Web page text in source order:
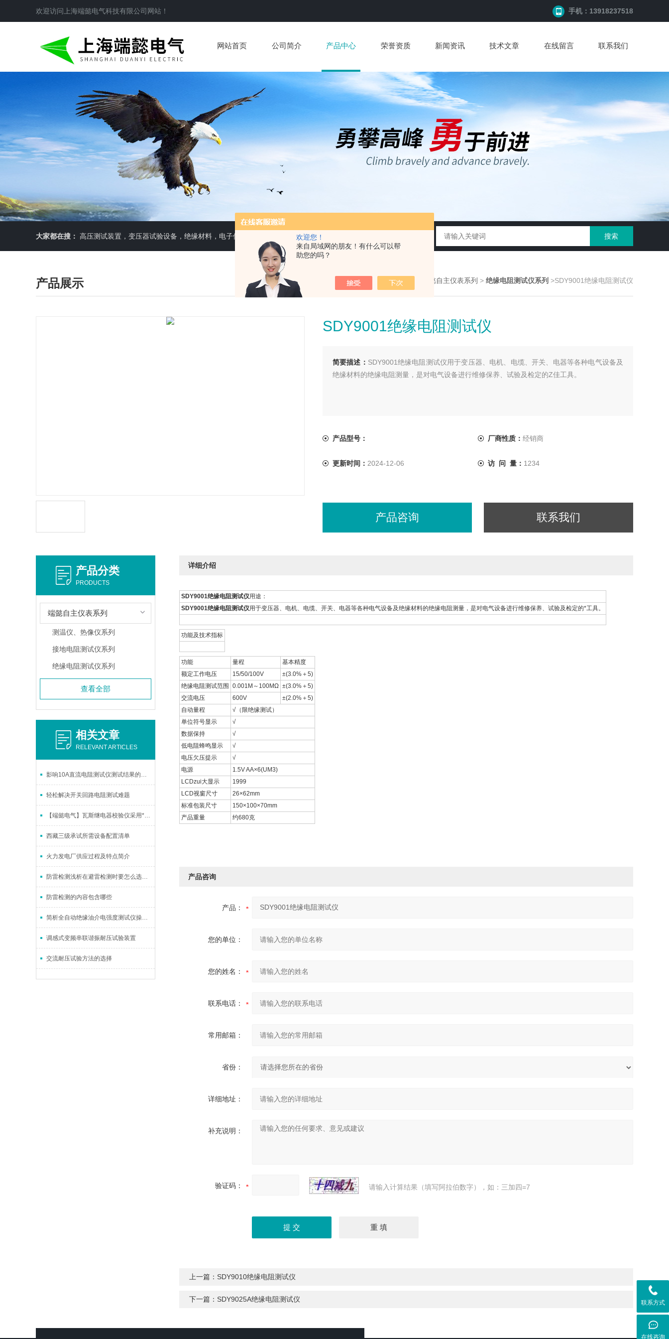
欢迎您！
来自局域网的朋友！有什么可以帮
助您的吗？
欢迎访问 上海端懿电气科技有限公司 网站！ 手机：13918237518
网站首页 公司简介 产品中心 荣誉资质 新闻资讯 技术文章 在线留言 联系我们
大家都在搜： 高压测试装置，变压器试验设备，绝缘材料，电子仪器仪表
产品展示 您现在的位置：>首页 产品展示 端懿自主仪表系列 > 绝缘电阻测试仪系列 >SDY9001绝缘电阻测试仪
SDY9001绝缘电阻测试仪
简要描述： SDY9001绝缘电阻测试仪用于变压器、电机、电缆、开关、电器等各种电气设备及
绝缘材料的绝缘电阻测量，是对电气设备进行维修保养、试验及检定的Z佳工具。
产品型号： 厂商性质： 经销商
更新时间： 2024-12-06 访 问 量： 1234
产品咨询 联系我们
产品分类
PRODUCTS
端懿自主仪表系列
测温仪、热像仪系列
接地电阻测试仪系列
绝缘电阻测试仪系列
查看全部
相关文章
RELEVANT ARTICLES
影响10A直流电阻测试仪测试结果的因素
轻松解决开关回路电阻测试难题
【端懿电气】瓦斯继电器校验仪采用*化设计
西藏三级承试所需设备配置清单
火力发电厂供应过程及特点简介
防雷检测浅析在避雷检测时要怎么选择测量点
防雷检测的内容包含哪些
简析全自动绝缘油介电强度测试仪操作方法
调感式变频串联谐振耐压试验装置
交流耐压试验方法的选择
详细介绍
SDY9001绝缘电阻测试仪用途：
SDY9001绝缘电阻测试仪用于变压器、电机、电缆、开关、电器等各种电气设备及绝缘材料的绝缘电阻测量，是对电气设备进行维修保养、试验及检定的*工具。
功能及技术指标
功能 量程
基本精度
额定工作电压
15/50/100V
±(3.0%＋5)
绝缘电阻测试范围
0.001M～100MΩ ±(3.0%＋5)
交流电压
600V
±(2.0%＋5)
自动量程
√（限绝缘测试）
单位符号显示
√
数据保持
√
低电阻蜂鸣显示
√
电压欠压提示
√
电源
1.5V AA×6(UM3)
LCDzui大显示
1999
LCD视窗尺寸
26×62mm
标准包装尺寸
150×100×70mm
产品重量
约680克
产品咨询
产品：
您的单位：
您的姓名：
联系电话：
常用邮箱：
省份：
详细地址：
补充说明：
验证码： 请输入计算结果（填写阿拉伯数字），如：三加四=7
上一篇： SDY9010绝缘电阻测试仪
下一篇： SDY9025A绝缘电阻测试仪 联系方式
在线咨询